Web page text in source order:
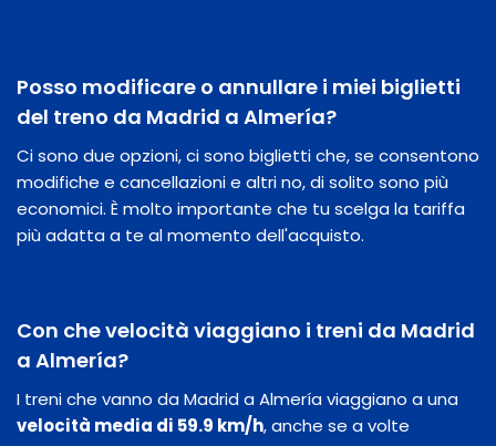
Posso modificare o annullare i miei biglietti
del treno da Madrid a Almería?
Ci sono due opzioni, ci sono biglietti che, se consentono
modifiche e cancellazioni e altri no, di solito sono più
economici. È molto importante che tu scelga la tariffa
più adatta a te al momento dell'acquisto.
Con che velocità viaggiano i treni da Madrid
a Almería?
I treni che vanno da Madrid a Almería viaggiano a una
velocità media di 59.9 km/h, anche se a volte